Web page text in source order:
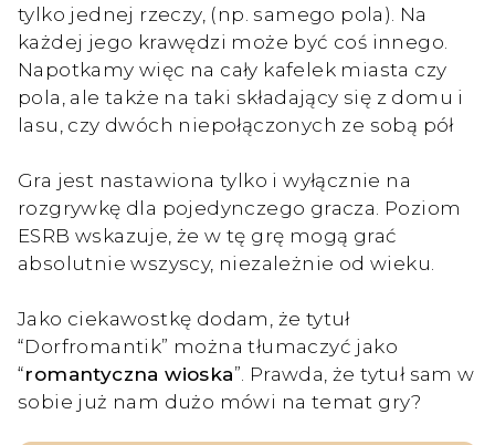
tylko jednej rzeczy, (np. samego pola). Na
każdej jego krawędzi może być coś innego.
Napotkamy więc na cały kafelek miasta czy
pola, ale także na taki składający się z domu i
lasu, czy dwóch niepołączonych ze sobą pół
Gra jest nastawiona tylko i wyłącznie na
rozgrywkę dla pojedynczego gracza. Poziom
ESRB wskazuje, że w tę grę mogą grać
absolutnie wszyscy, niezależnie od wieku.
Jako ciekawostkę dodam, że tytuł
“Dorfromantik” można tłumaczyć jako
“romantyczna wioska”. Prawda, że tytuł sam w
sobie już nam dużo mówi na temat gry?